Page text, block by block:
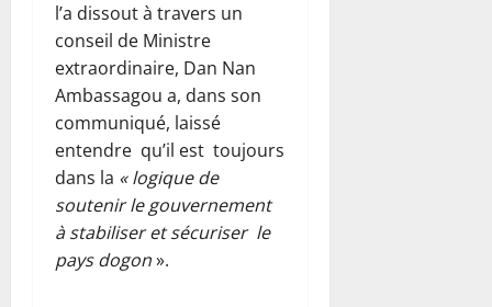
l’a dissout à travers un
conseil de Ministre
extraordinaire, Dan Nan
Ambassagou a, dans son
communiqué, laissé
entendre qu’il est toujours
dans la « logique de
soutenir le gouvernement
à stabiliser et sécuriser le
pays dogon».